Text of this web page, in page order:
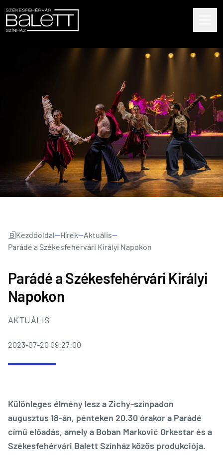
Kezdőoldal—Hírek—Aktuális—
Parádé a Székesfehérvári Királyi Napokon
Parádé a Székesfehérvári Királyi
Napokon
AKTUÁLIS
2023-07-20 09:27:00
Különleges élmény lesz a Zichy-színpadon
augusztus 18-án, pénteken 20.30 órakor a Parádé
című előadás, amely a Boban Marković Orkestar és a
Székesfehérvári Balett Színház közös produkciója.